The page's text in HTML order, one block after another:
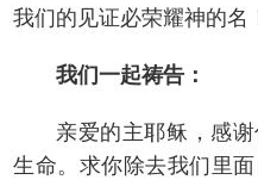
我们的见证必荣耀神的名
我们一起祷告：
亲爱的主耶稣，感
生命。求你除去我们里